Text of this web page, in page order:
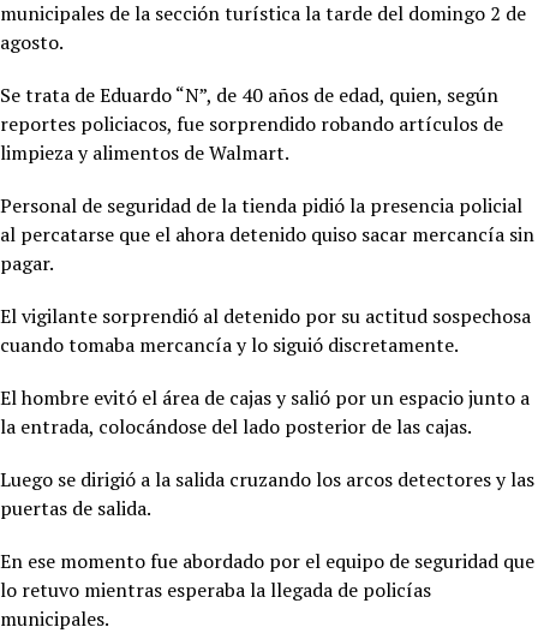
municipales de la sección turística la tarde del domingo 2 de
agosto.
Se trata de Eduardo “N”, de 40 años de edad, quien, según
reportes policiacos, fue sorprendido robando artículos de
limpieza y alimentos de Walmart.
Personal de seguridad de la tienda pidió la presencia policial
al percatarse que el ahora detenido quiso sacar mercancía sin
pagar.
El vigilante sorprendió al detenido por su actitud sospechosa
cuando tomaba mercancía y lo siguió discretamente.
El hombre evitó el área de cajas y salió por un espacio junto a
la entrada, colocándose del lado posterior de las cajas.
Luego se dirigió a la salida cruzando los arcos detectores y las
puertas de salida.
En ese momento fue abordado por el equipo de seguridad que
lo retuvo mientras esperaba la llegada de policías
municipales.